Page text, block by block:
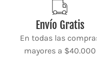
Envío Gratis
En todas las
mayores a $40.000